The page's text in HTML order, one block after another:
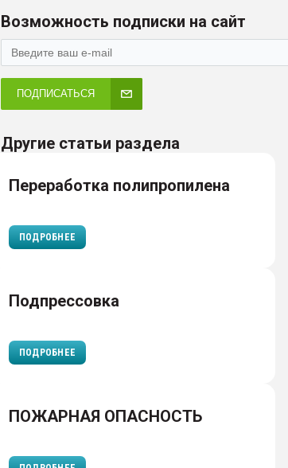
Возможность подписки на сайт
ПОДПИСАТЬСЯ
Другие статьи раздела
Переработка полипропилена
ПОДРОБНЕЕ
Подпрессовка
ПОДРОБНЕЕ
ПОЖАРНАЯ ОПАСНОСТЬ